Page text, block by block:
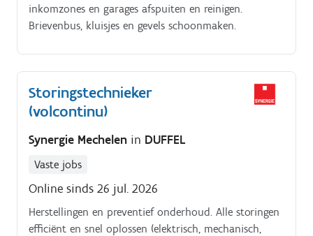
inkomzones en garages afspuiten en reinigen.
Brievenbus, kluisjes en gevels schoonmaken.
Storingstechnieker
(volcontinu)
Synergie Mechelen in DUFFEL
Vaste jobs
Online sinds 26 jul. 2026
Herstellingen en preventief onderhoud. Alle storingen
efficiënt en snel oplossen (elektrisch, mechanisch,